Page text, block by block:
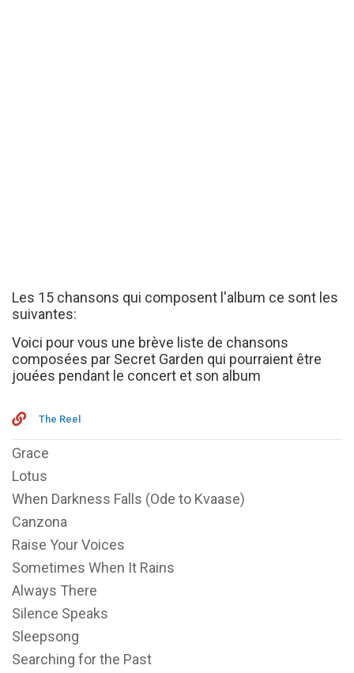
Les 15 chansons qui composent l'album ce sont les
suivantes:
Voici pour vous une brève liste de chansons
composées par Secret Garden qui pourraient être
jouées pendant le concert et son album
The Reel
Grace
Lotus
When Darkness Falls (Ode to Kvaase)
Canzona
Raise Your Voices
Sometimes When It Rains
Always There
Silence Speaks
Sleepsong
Searching for the Past